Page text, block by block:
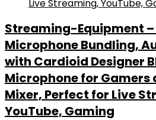
Streaming-Equipment
Microphone Bundling,
with Cardioid Designer
Microphone for
Mixer, Perfect for Live
YouTube, Gaming